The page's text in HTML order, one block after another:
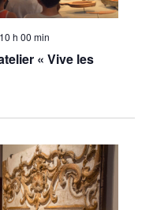
« Vive les
h 00 min